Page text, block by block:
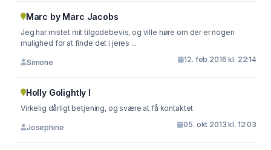
Marc by Marc Jacobs
Jeg har mistet mit tilgodebevis, og ville høre om der er nogen
mulighed for at finde det i jeres ...
Simone 12. feb 2016 kl. 22:14
Holly Golightly I
Virkelig dårligt betjening, og svære at få kontaktet
Josephine 05. okt 2013 kl. 12:03